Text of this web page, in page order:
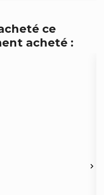
ce
acheté :
